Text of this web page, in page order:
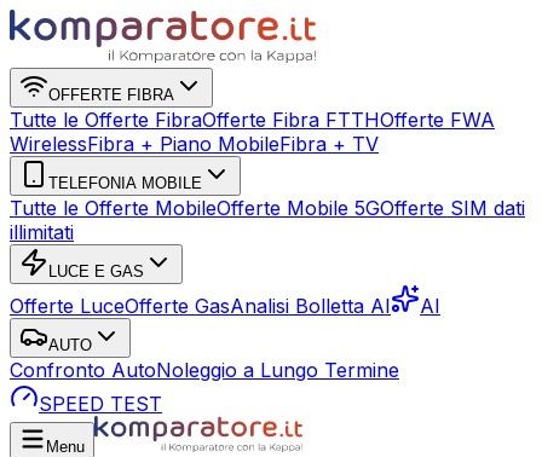
OFFERTE FIBRA
Tutte le Offerte FibraOfferte Fibra FTTHOfferte FWA
WirelessFibra + Piano MobileFibra + TV
TELEFONIA MOBILE
Tutte le Offerte MobileOfferte Mobile 5GOfferte SIM dati
illimitati
LUCE E GAS
Offerte LuceOfferte GasAnalisi Bolletta AI AI
AUTO
Confronto AutoNoleggio a Lungo Termine
SPEED TEST
Menu